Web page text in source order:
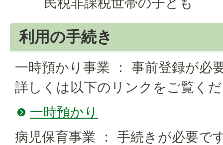
利用の手続き
一時預かり事業 ： 事前登録が必
詳しくは以下のリンクをご覧く
一時預かり
病児保育事業 ： 手続きが必要で